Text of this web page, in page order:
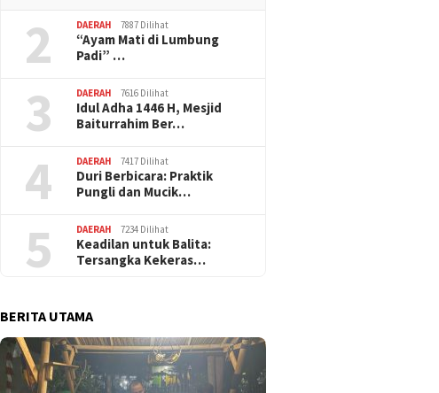
2 DAERAH 7887 Dilihat
“Ayam Mati di Lumbung
Padi” …
3 DAERAH 7616 Dilihat
Idul Adha 1446 H, Mesjid
Baiturrahim Ber…
4 DAERAH 7417 Dilihat
Duri Berbicara: Praktik
Pungli dan Mucik…
5 DAERAH 7234 Dilihat
Keadilan untuk Balita:
Tersangka Kekeras…
BERITA UTAMA